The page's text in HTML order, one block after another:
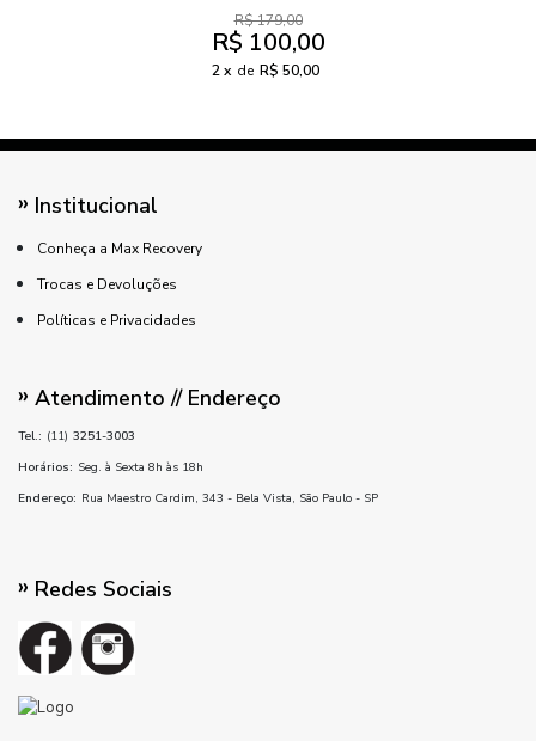
R$ 179,00
R$ 100,00
2 de R$ 50,00
Institucional
Conheça a Max Recovery
Trocas e Devoluções
Políticas e Privacidades
Atendimento // Endereço
Tel.: (11) 3251-3003
Horários: Seg. à Sexta 8h às 18h
Endereço: Rua Maestro Cardim, 343 - Bela Vista, São Paulo - SP
Redes Sociais